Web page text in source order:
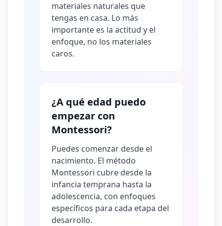
materiales naturales que
tengas en casa. Lo más
importante es la actitud y el
enfoque, no los materiales
caros.
¿A qué edad puedo
empezar con
Montessori?
Puedes comenzar desde el
nacimiento. El método
Montessori cubre desde la
infancia temprana hasta la
adolescencia, con enfoques
específicos para cada etapa del
desarrollo.